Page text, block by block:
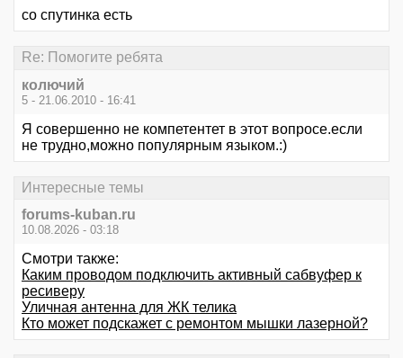
со спутинка есть
Re: Помогите ребята
колючий
5 - 21.06.2010 - 16:41
Я совершенно не компетентет в этот вопросе.если
не трудно,можно популярным языком.:)
Интересные темы
forums-kuban.ru
10.08.2026 - 03:18
Смотри также:
Каким проводом подключить активный сабвуфер к
ресиверу
Уличная антенна для ЖК телика
Кто может подскажет с ремонтом мышки лазерной?